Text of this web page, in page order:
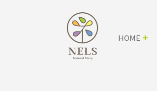
HOME